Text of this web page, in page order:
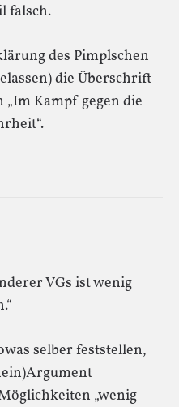
falsch.
des Pimplschen
die Überschrift
Kampf gegen die
VGs ist wenig
selber feststellen,
„wenig